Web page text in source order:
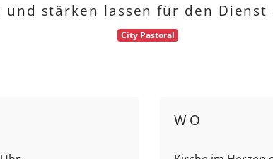
und stärken lassen für den Dienst
City Pastoral
WO